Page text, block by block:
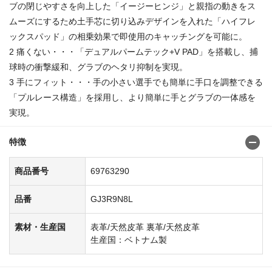
ブの閉じやすさを向上した「イージーヒンジ」と親指の動きをス
ムーズにするため土手芯に切り込みデザインを入れた「ハイフレ
ックスパッド」の相乗効果で即使用のキャッチングを可能に。
2 痛くない・・・「デュアルパームテック+V PAD」を搭載し、捕
球時の衝撃緩和、グラブのヘタリ抑制を実現。
3 手にフィット・・・手の小さい選手でも簡単に手口を調整できる
「プルレース構造」を採用し、より簡単に手とグラブの一体感を
実現。
特徴
商品番号 69763290
品番 GJ3R9N8L
素材・生産国
表革/天然皮革 裏革/天然皮革
生産国：ベトナム製